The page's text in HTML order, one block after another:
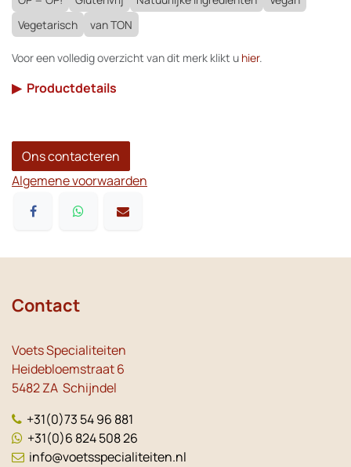
Vegetarisch
van TON
Voor een volledig overzicht van dit merk klikt u hier.
▶ Productdetails
Ons contacteren
Algemene voorwaarden
Contact
Voets Specialiteiten
Heidebloemstraat 6
5482 ZA Schijndel
+31(0)73 54 96 881
+31(0)6 824 508 26
info@voetsspecialiteiten.nl